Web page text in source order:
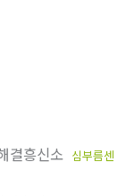
결흥신소 심부름센